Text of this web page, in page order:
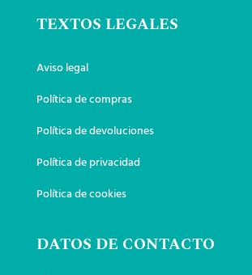
TEXTOS LEGALES
Aviso legal
Política de compras
Política de devoluciones
Política de privacidad
Política de cookies
DATOS DE CONTACTO